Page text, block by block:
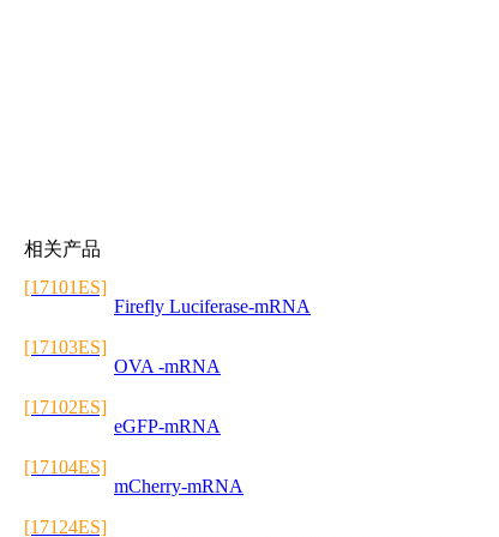
相关产品
[17101ES]
Firefly Luciferase-mRNA
[17103ES]
OVA -mRNA
[17102ES]
eGFP-mRNA
[17104ES]
mCherry-mRNA
[17124ES]